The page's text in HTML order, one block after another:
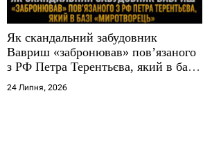
Як скандальний забудовник
Вавриш «забронював» повʼязаного
з РФ Петра Терентьєва, який в базі
«Миротворець»
24 Липня, 2026